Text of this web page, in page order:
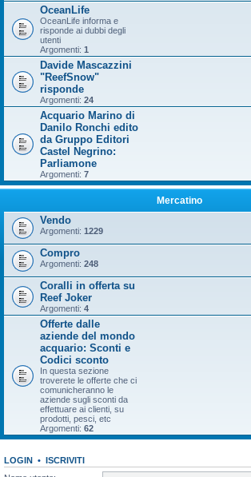
OceanLife
OceanLife informa e
risponde ai dubbi degli
utenti
Argomenti: 1
Davide Mascazzini
"ReefSnow"
risponde
Argomenti: 24
Acquario Marino di
Danilo Ronchi edito
da Gruppo Editori
Castel Negrino:
Parliamone
Argomenti: 7
Mercatino
Vendo
Argomenti: 1229
Compro
Argomenti: 248
Coralli in offerta su
Reef Joker
Argomenti: 4
Offerte dalle
aziende del mondo
acquario: Sconti e
Codici sconto
In questa sezione
troverete le offerte che ci
comunicheranno le
aziende sugli sconti da
effettuare ai clienti, su
prodotti, pesci, etc
Argomenti: 62
LOGIN • ISCRIVITI